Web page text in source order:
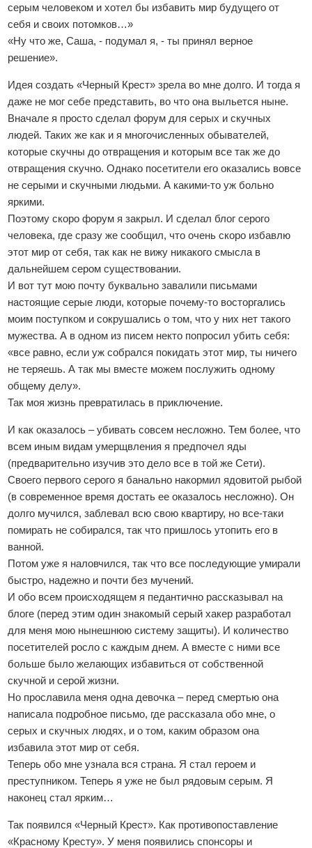
серым человеком и хотел бы избавить мир будущего от
себя и своих потомков…»
«Ну что же, Саша, - подумал я, - ты принял верное
решение».
Идея создать «Черный Крест» зрела во мне долго. И тогда я
даже не мог себе представить, во что она выльется ныне.
Вначале я просто сделал форум для серых и скучных
людей. Таких же как и я многочисленных обывателей,
которые скучны до отвращения и которым все так же до
отвращения скучно. Однако посетители его оказались вовсе
не серыми и скучными людьми. А какими-то уж больно
яркими.
Поэтому скоро форум я закрыл. И сделал блог серого
человека, где сразу же сообщил, что очень скоро избавлю
этот мир от себя, так как не вижу никакого смысла в
дальнейшем сером существовании.
И вот тут мою почту буквально завалили письмами
настоящие серые люди, которые почему-то восторгались
моим поступком и сокрушались о том, что у них нет такого
мужества. А в одном из писем некто попросил убить себя:
«все равно, если уж собрался покидать этот мир, ты ничего
не теряешь. А так мы вместе можем послужить одному
общему делу».
Так моя жизнь превратилась в приключение.
И как оказалось – убивать совсем несложно. Тем более, что
всем иным видам умерщвления я предпочел яды
(предварительно изучив это дело все в той же Сети).
Своего первого серого я банально накормил ядовитой рыбой
(в современное время достать ее оказалось несложно). Он
долго мучился, заблевал всю свою квартиру, но все-таки
помирать не собирался, так что пришлось утопить его в
ванной.
Потом уже я наловчился, так что все последующие умирали
быстро, надежно и почти без мучений.
И обо всем происходящем я педантично рассказывал на
блоге (перед этим один знакомый серый хакер разработал
для меня мою нынешнюю систему защиты). И количество
посетителей росло с каждым днем. А вместе с ними все
больше было желающих избавиться от собственной
скучной и серой жизни.
Но прославила меня одна девочка – перед смертью она
написала подробное письмо, где рассказала обо мне, о
серых и скучных людях, и о том, каким образом она
избавила этот мир от себя.
Теперь обо мне узнала вся страна. Я стал героем и
преступником. Теперь я уже не был рядовым серым. Я
наконец стал ярким…
Так появился «Черный Крест». Как противопоставление
«Красному Кресту». У меня появились спонсоры и